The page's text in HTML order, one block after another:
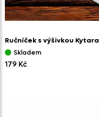
Ručníček s výšivkou Kytara
Skladem
179 Kč